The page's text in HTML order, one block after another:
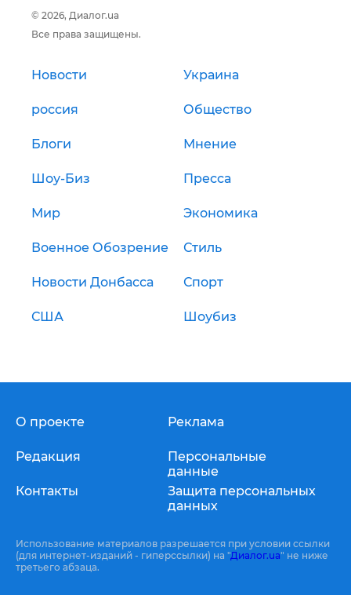
© 2026, Диалог.ua
Все права защищены.
Новости Украина
россия Общество
Блоги Мнение
Шоу-Биз Пресса
Мир Экономика
Военное Обозрение Стиль
Новости Донбасса Спорт
США Шоубиз
О проекте
Редакция
Контакты
Реклама
Персональные
данные
Защита персональных
данных
Использование материалов разрешается при условии ссылки
(для интернет-изданий - гиперссылки) на "Диалог.ua" не ниже
третьего абзаца.